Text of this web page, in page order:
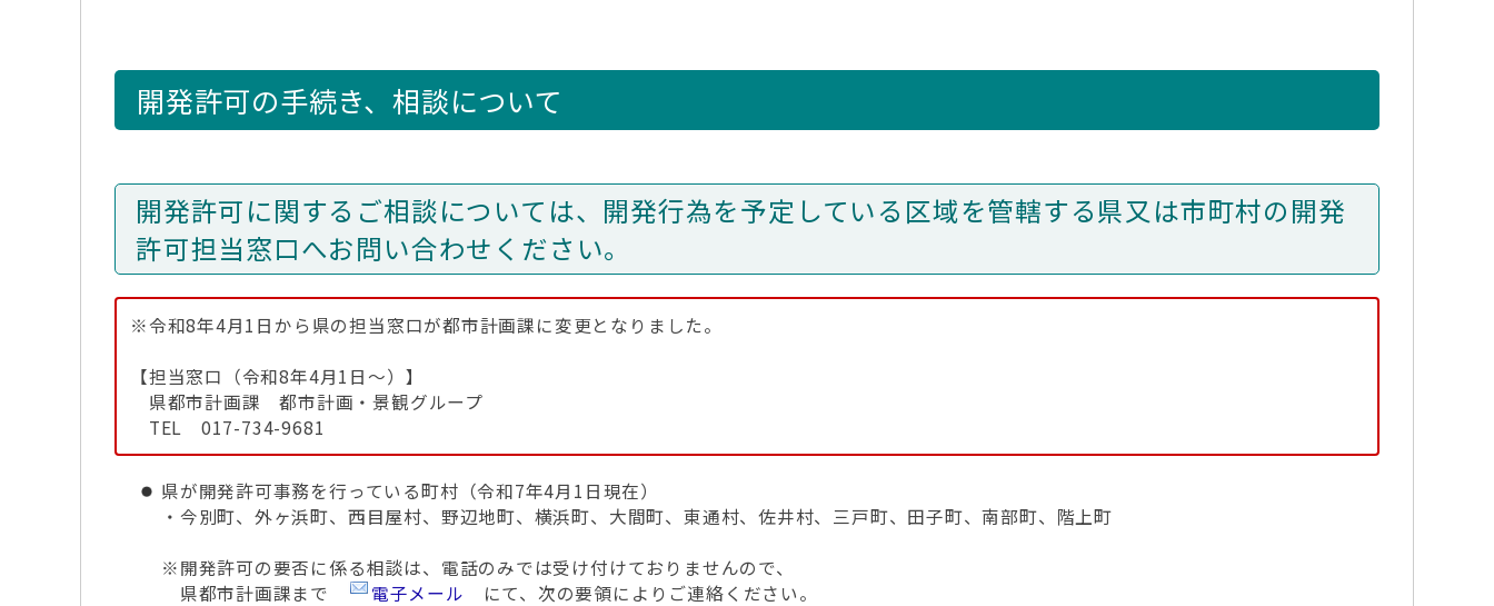
開発許可の手続き、相談について
開発許可に関するご相談については、開発行為を予定している区域を管轄する県又は市町村の開発
許可担当窓口へお問い合わせください。
※令和8年4月1日から県の担当窓口が都市計画課に変更となりました。
【担当窓口（令和8年4月1日～）】
県都市計画課 都市計画・景観グループ
TEL 017-734-9681
県が開発許可事務を行っている町村（令和7年4月1日現在）
・今別町、外ヶ浜町、西目屋村、野辺地町、横浜町、大間町、東通村、佐井村、三戸町、田子町、南部町、階上町
※開発許可の要否に係る相談は、電話のみでは受け付けておりませんので、
県都市計画課まで
電子メール にて、次の要領によりご連絡ください。